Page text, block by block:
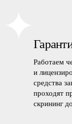
Работаем
и
средства
проходят
скрининг